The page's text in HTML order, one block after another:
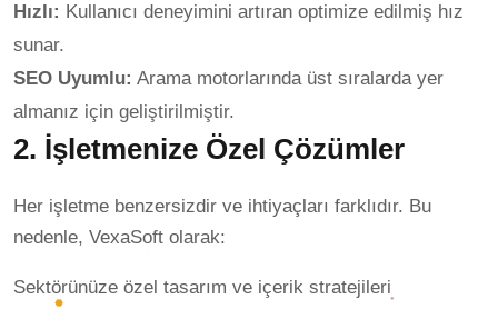
Hızlı: Kullanıcı deneyimini artıran optimize edilmiş hız
sunar.
SEO Uyumlu: Arama motorlarında üst sıralarda yer
almanız için geliştirilmiştir.
2. İşletmenize Özel Çözümler
Her işletme benzersizdir ve ihtiyaçları farklıdır. Bu
nedenle, VexaSoft olarak:
Sektörünüze özel tasarım ve içerik stratejileri